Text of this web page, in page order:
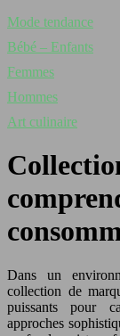
Mode tendance
Bébé – Enfants
Femmes
Hommes
Art culinaire
Dans un
collection de
puissants pour
approches